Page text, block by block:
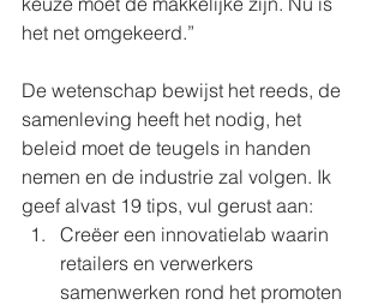
het net omgekeerd.”
​De wetenschap bewijst het reeds, de
samenleving heeft het nodig, het
beleid moet de teugels in handen
nemen en de industrie zal volgen. Ik
geef alvast 19 tips, vul gerust aan:
Creëer een innovatielab waarin
retailers en verwerkers
samenwerken rond het promoten